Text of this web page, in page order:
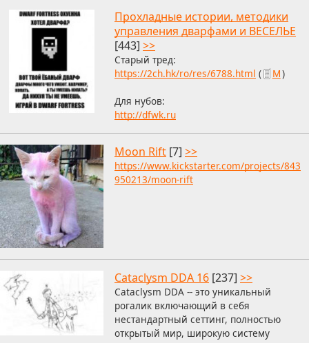
Прохладные истории, методики
управления дварфами и ВЕСЕЛЬЕ
[443] >>
Старый тред:
https://2ch.hk/ro/res/6788.html ( М)
Для нубов:
http://dfwk.ru
Moon Rift [7] >>
https://www.kickstarter.com/projects/843
950213/moon-rift
Сataclysm DDA 16 [237] >>
Сataclysm DDA -- это уникальный
рогалик включающий в себя
нестандартный сеттинг, полностью
открытый мир, широкую систему